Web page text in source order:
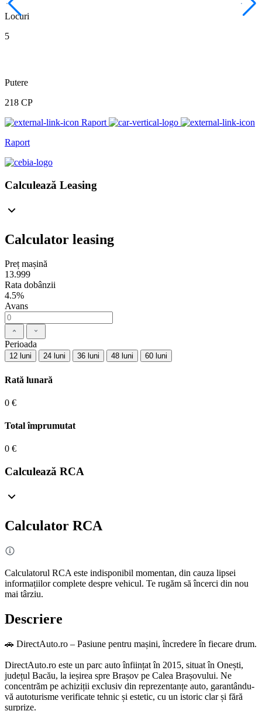
Locuri
5
Putere
218 CP
Raport
Raport
Calculează Leasing
Calculator leasing
Preț mașină
13.999
Rata dobânzii
4.5%
Avans
Perioada
12 luni 24 luni 36 luni 48 luni 60 luni
Rată lunară
0 €
Total împrumutat
0 €
Calculează RCA
Calculator RCA
Calculatorul RCA este indisponibil momentan, din cauza lipsei
informațiilor complete despre vehicul. Te rugăm să încerci din nou
mai târziu.
Descriere
🚗 DirectAuto.ro – Pasiune pentru mașini, încredere în fiecare drum.
DirectAuto.ro este un parc auto înființat în 2015, situat în Onești,
județul Bacău, la ieșirea spre Brașov pe Calea Brașovului. Ne
concentrăm pe achiziții exclusiv din reprezentanțe auto, garantându-
vă autoturisme verificate tehnic și estetic, cu un istoric clar și fără
surprize.